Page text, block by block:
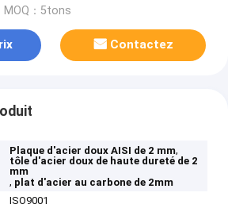
MOQ：5tons
Contactez
Plaque d'acier doux AISI de 2 mm,
tôle d'acier doux de haute dureté de 2
mm
, plat d'acier au carbone de 2mm
ISO9001